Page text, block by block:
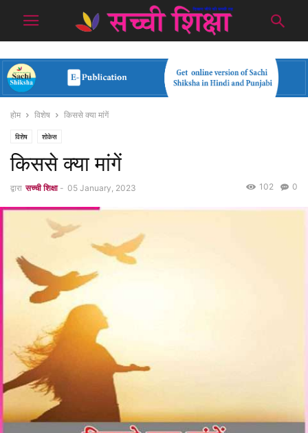
होम विशेष किससे क्या मांगें
विशेष शोकेस
किससे क्या मांगें
द्वारा सच्ची शिक्षा - 05 January, 2023 0
102